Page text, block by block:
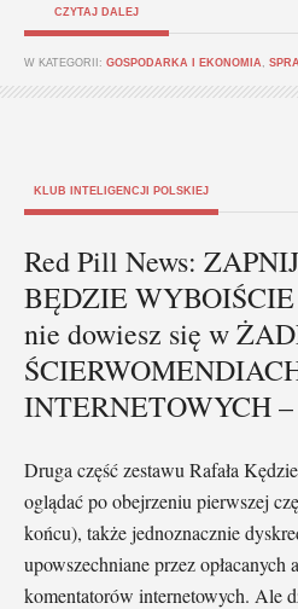
CZYTAJ DALEJ
W KATEGORII: GOSPODARKA I EKONOMIA
KLUB INTELIGENCJI POLSKIEJ
Red Pill News:
BĘDZIE WYBOIŚCIE
nie dowiesz się w
INTERNETOWYCH –
Druga część zestawu Rafała
oglądać po obejrzeniu pierwszej
końcu), także jednoznacznie
upowszechniane przez
komentatorów internetowych. Ale